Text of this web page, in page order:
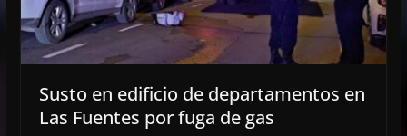
Susto en edificio de departamentos en
Las Fuentes por fuga de gas